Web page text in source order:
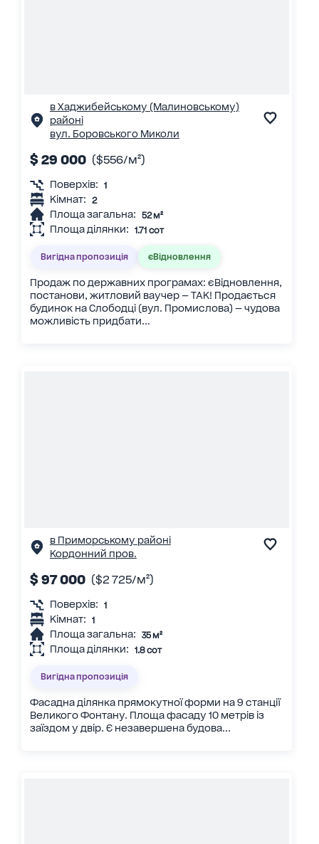
в Хаджибейському (Малиновському)
районі
вул. Боровського Миколи
$ 29 000 ($556/м²)
Поверхів: 1
Кімнат: 2
Площа загальна: 52 м²
Площа ділянки: 1.71 сот
Вигідна пропозиція єВідновлення
Продаж по державних програмах: єВідновлення,
постанови, житловий ваучер — ТАК! Продається
будинок на Слободці (вул. Промислова) — чудова
можливість придбати...
в Приморському районі
Кордонний пров.
$ 97 000 ($2 725/м²)
Поверхів: 1
Кімнат: 1
Площа загальна: 35 м²
Площа ділянки: 1.8 сот
Вигідна пропозиція
Фасадна ділянка прямокутної форми на 9 станції
Великого Фонтану. Площа фасаду 10 метрів із
заїздом у двір. Є незавершена будова...